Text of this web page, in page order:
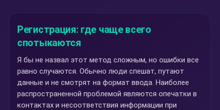
Регистрация: где чаще всего
спотыкаются
Я бы не назвал этот метод сложным, но ошибки все
равно случаются. Обычно люди спешат, путают
данные и не смотрят на формат ввода. Наиболее
распространенной проблемой являются опечатки в
контактах и несоответствия информации при